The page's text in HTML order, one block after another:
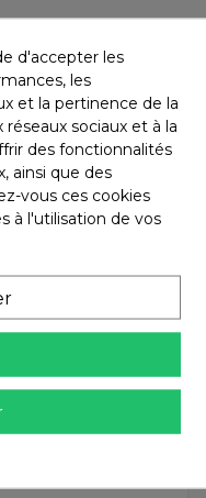
d'accepter les
les
et la pertinence de la
sociaux et à la
des fonctionnalités
ainsi que des
vous ces cookies
à l'utilisation de vos